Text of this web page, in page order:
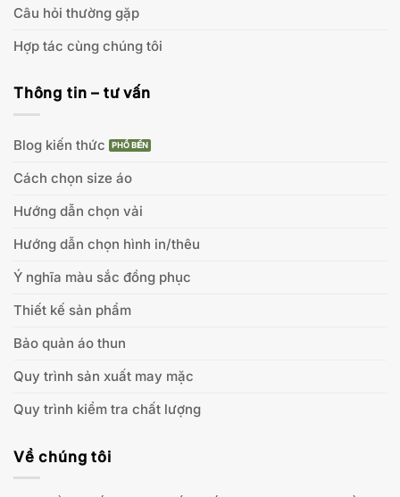
Câu hỏi thường gặp
Hợp tác cùng chúng tôi
Thông tin – tư vấn
Blog kiến thức
Cách chọn size áo
Hướng dẫn chọn vải
Hướng dẫn chọn hình in/thêu
Ý nghĩa màu sắc đồng phục
Thiết kế sản phẩm
Bảo quản áo thun
Quy trình sản xuất may mặc
Quy trình kiểm tra chất lượng
Về chúng tôi